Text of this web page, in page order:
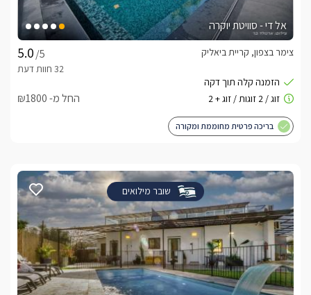
אל די - סוויטת יוקרה
/5
צימר בצפון, קריית ביאליק
החל מ- ₪1800
בריכה פרטית מחוממת ומקורה
שובר מילואים